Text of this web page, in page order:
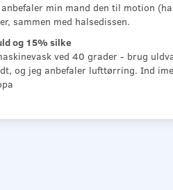
anbefaler min mand den til motion
sammen med halsedissen.
og 15% silke
ved 40 grader - brug
og jeg anbefaler lufttørring. Ind